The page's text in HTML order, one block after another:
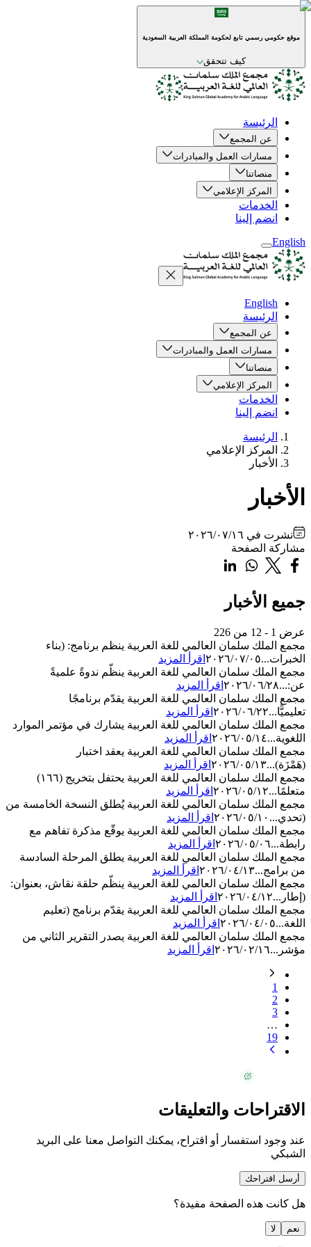
موقع حكومي رسمي تابع لحكومة المملكة العربية السعودية
كيف تتحقق
الرئيسة
عن المجمع
مسارات العمل والمبادرات
منصاتنا
المركز الإعلامي
الخدمات
انضم إلينا
English
English
الرئيسة
عن المجمع
مسارات العمل والمبادرات
منصاتنا
المركز الإعلامي
الخدمات
انضم إلينا
الرئيسة
المركز الإعلامي
الأخبار
الأخبار
نشرت في ٢٠٢٦/٠٧/١٦
مشاركة الصفحة
جميع الأخبار
عرض 1 - 12 من 226
مجمع الملك سلمان العالمي للغة العربية ينظم برنامج: (بناء
الخبرات...٢٠٢٦/٠٧/٠٥ اقرأ المزيد
مجمع الملك سلمان العالمي للغة العربية ينظّم ندوةً علميةً
عن:...٢٠٢٦/٠٦/٢٨ اقرأ المزيد
مجمع الملك سلمان العالمي للغة العربية يقدّم برنامجًا
تعليميًّا...٢٠٢٦/٠٦/٢٢ اقرأ المزيد
مجمع الملك سلمان العالمي للغة العربية يشارك في مؤتمر الموارد
اللغوية...٢٠٢٦/٠٥/١٤ اقرأ المزيد
مجمع الملك سلمان العالمي للغة العربية يعقد اختبار
(هَمْزَة)...٢٠٢٦/٠٥/١٣ اقرأ المزيد
مجمع الملك سلمان العالمي للغة العربية يحتفل بتخريج (١٦٦)
متعلمًا...٢٠٢٦/٠٥/١٢ اقرأ المزيد
مجمع الملك سلمان العالمي للغة العربية يُطلق النسخة الخامسة من
(تحدي... ٢٠٢٦/٠٥/١٠ اقرأ المزيد
مجمع الملك سلمان العالمي للغة العربية يوقّع مذكرة تفاهم مع
رابطة...٢٠٢٦/٠٥/٠٦ اقرأ المزيد
مجمع الملك سلمان العالمي للغة العربية يطلق المرحلة السادسة
من برامج...٢٠٢٦/٠٤/١٣ اقرأ المزيد
مجمع الملك سلمان العالمي للغة العربية ينظّم حلقة نقاش، بعنوان:
(إطار...٢٠٢٦/٠٤/١٢ اقرأ المزيد
مجمع الملك سلمان العالمي للغة العربية يقدّم برنامج (تعليم
اللغة...٢٠٢٦/٠٤/٠٥ اقرأ المزيد
مجمع الملك سلمان العالمي للغة العربية يصدر التقرير الثاني من
مؤشر...٢٠٢٦/٠٢/١٦ اقرأ المزيد
1
2
3
…
19
الاقتراحات والتعليقات
عند وجود استفسار أو اقتراح، يمكنك التواصل معنا على البريد
الشبكي
أرسل اقتراحك
هل كانت هذه الصفحة مفيدة؟
نعم لا